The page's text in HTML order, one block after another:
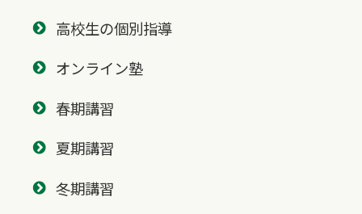
高校生の個別指導
オンライン塾
春期講習
夏期講習
冬期講習